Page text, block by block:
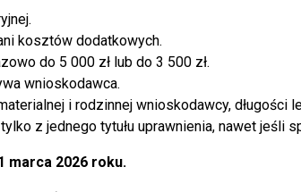
kosztów dodatkowych.
do 5 000 zł lub do 3 500 zł.
wnioskodawca.
i rodzinnej wnioskodawcy, długości
z jednego tytułu uprawnienia, nawet jeśli
marca 2026 roku.